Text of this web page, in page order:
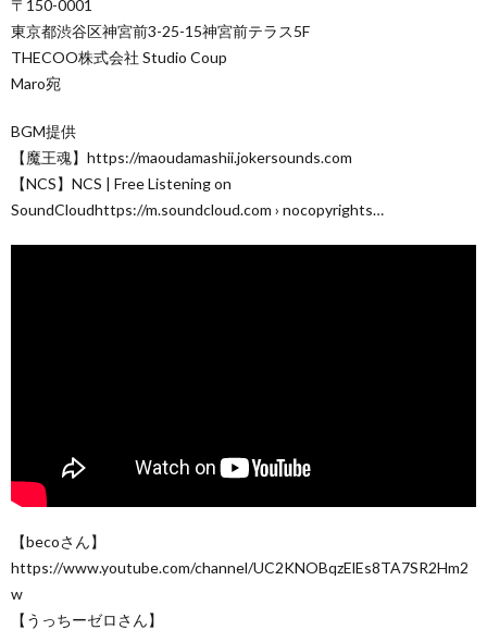
〒150-0001
東京都渋谷区神宮前3-25-15神宮前テラス5F
THECOO株式会社 Studio Coup
Maro宛
BGM提供
【魔王魂】https://maoudamashii.jokersounds.com
【NCS】NCS | Free Listening on
SoundCloudhttps://m.soundcloud.com › nocopyrights…
【becoさん】
https://www.youtube.com/channel/UC2KNOBqzElEs8TA7SR2Hm2
w
【うっちーゼロさん】